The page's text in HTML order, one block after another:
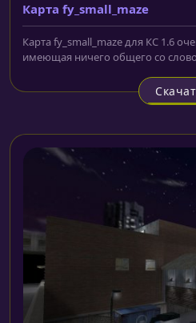
Карта fy_small_maze
Карта fy_small_maze для КС 1.6
имеющая ничего общего со